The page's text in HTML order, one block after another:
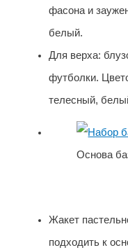
фасона и
белый.
Для верха:
футболки.
телесный,
Основа
Жакет
подходить к